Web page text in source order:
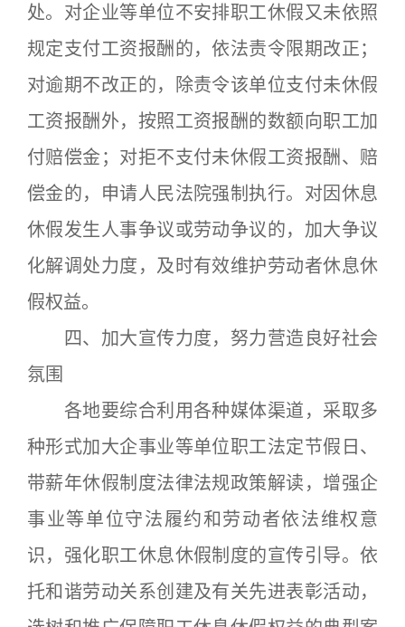
处。对企业等单位不安排职工休假又未依照
规定支付工资报酬的，依法责令限期改正；
对逾期不改正的，除责令该单位支付未休假
工资报酬外，按照工资报酬的数额向职工加
付赔偿金；对拒不支付未休假工资报酬、赔
偿金的，申请人民法院强制执行。对因休息
休假发生人事争议或劳动争议的，加大争议
化解调处力度，及时有效维护劳动者休息休
假权益。
四、加大宣传力度，努力营造良好社会
氛围
各地要综合利用各种媒体渠道，采取多
种形式加大企事业等单位职工法定节假日、
带薪年休假制度法律法规政策解读，增强企
事业等单位守法履约和劳动者依法维权意
识，强化职工休息休假制度的宣传引导。依
托和谐劳动关系创建及有关先进表彰活动，